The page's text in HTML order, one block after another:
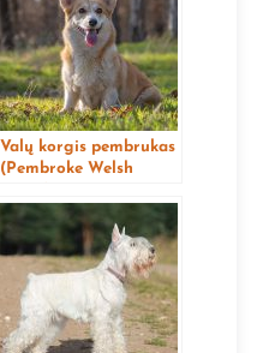
Valų korgis pembrukas
(Pembroke Welsh